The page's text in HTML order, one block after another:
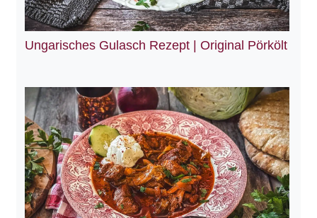
Ungarisches Gulasch Rezept | Original Pörkölt